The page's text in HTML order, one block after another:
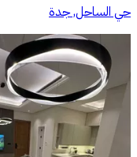
حي الساحل, جدة